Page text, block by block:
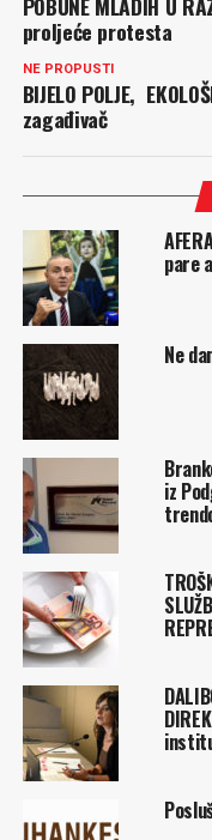
proljeće protesta
NE PROPUSTI
BIJELO POLJE,
zagađivač
pare
Ne
iz